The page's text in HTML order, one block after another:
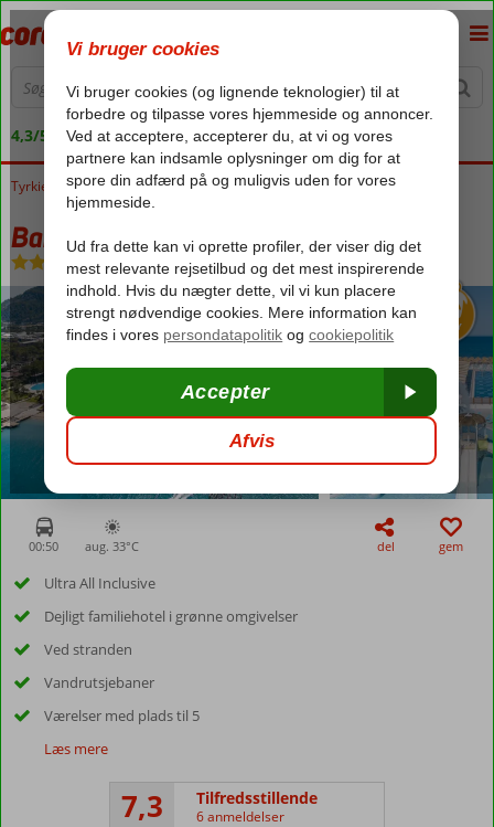
4,3/5 på Trustpilot
Forside
Tyrkiet Tyrkiets sydkyst Kemer Beldibi Baia Salima Kemer
Baia Salima Kemer
Ultra All Inclusive- Hotel
00:50 aug. 33°C del gem
Ultra All Inclusive
Dejligt familiehotel i grønne omgivelser
Ved stranden
Vandrutsjebaner
Værelser med plads til 5
Læs mere
7,3 Tilfredsstillende
6 anmeldelser